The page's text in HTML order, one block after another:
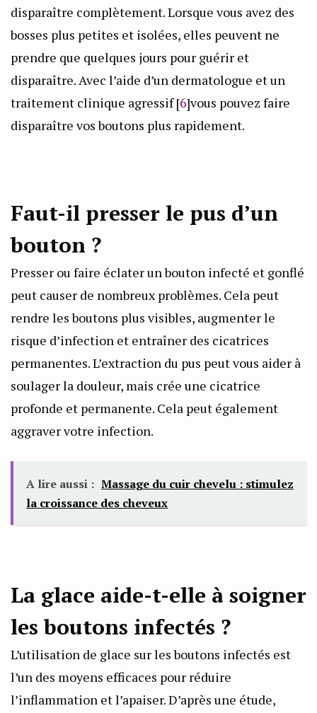
disparaître complètement. Lorsque vous avez des
bosses plus petites et isolées, elles peuvent ne
prendre que quelques jours pour guérir et
disparaître. Avec l’aide d’un dermatologue et un
traitement clinique agressif [6]vous pouvez faire
disparaître vos boutons plus rapidement.
Faut-il presser le pus d’un
bouton ?
Presser ou faire éclater un bouton infecté et gonflé
peut causer de nombreux problèmes. Cela peut
rendre les boutons plus visibles, augmenter le
risque d’infection et entraîner des cicatrices
permanentes. L’extraction du pus peut vous aider à
soulager la douleur, mais crée une cicatrice
profonde et permanente. Cela peut également
aggraver votre infection.
A lire aussi : Massage du cuir chevelu : stimulez
la croissance des cheveux
La glace aide-t-elle à soigner
les boutons infectés ?
L’utilisation de glace sur les boutons infectés est
l’un des moyens efficaces pour réduire
l’inflammation et l’apaiser. D’après une étude,